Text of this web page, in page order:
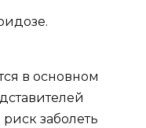
в основном
заболеть